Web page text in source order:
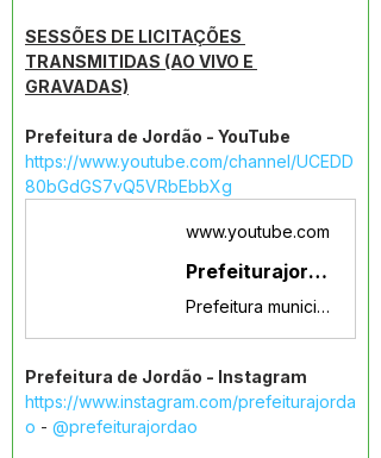
SESSÕES DE LICITAÇÕES
TRANSMITIDAS (AO VIVO E
GRAVADAS)
Prefeitura de Jordão - YouTube
https://www.youtube.com/channel/UCEDD
80bGdGS7vQ5VRbEbbXg
www.youtube.com
Prefeiturajordaoac
Prefeitura municipal do Jordão -Acre
Prefeitura de Jordão - Instagram
https://www.instagram.com/prefeiturajorda
o - @prefeiturajordao